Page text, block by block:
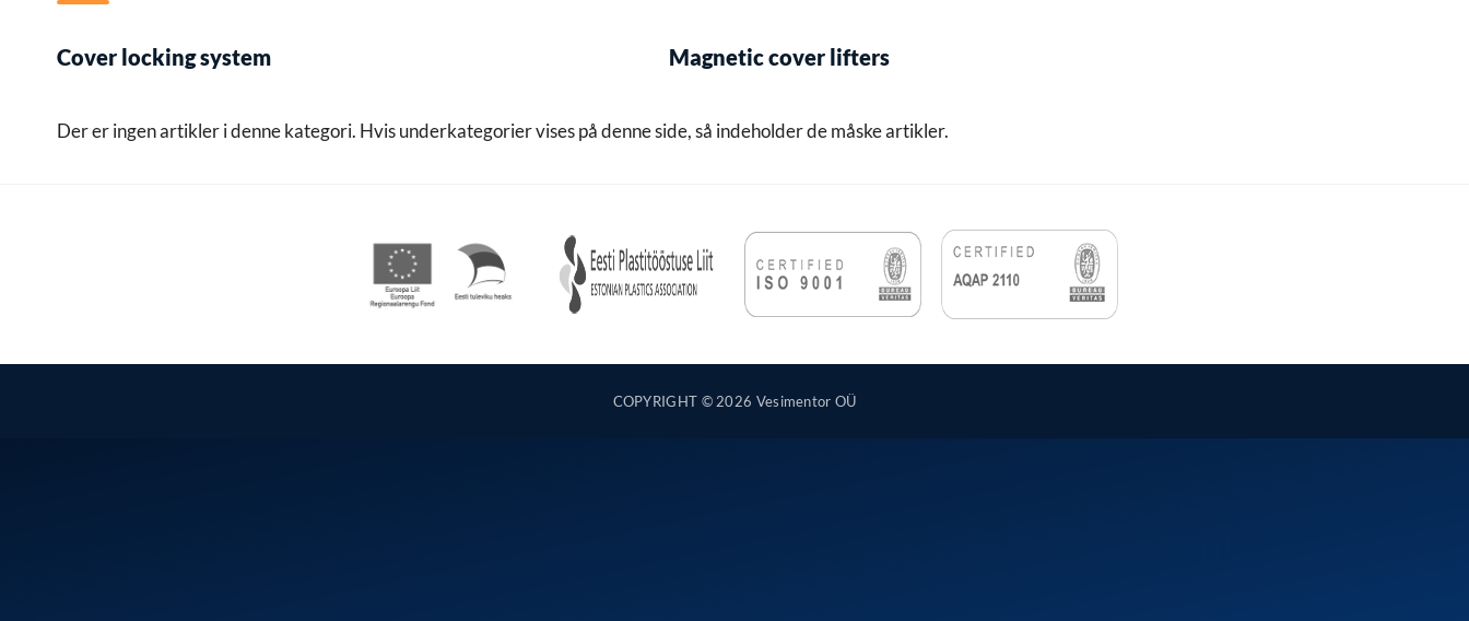
Cover locking system Magnetic cover lifters
Der er ingen artikler i denne kategori. Hvis underkategorier vises på denne side, så indeholder de måske artikler.
COPYRIGHT © 2026 Vesimentor OÜ